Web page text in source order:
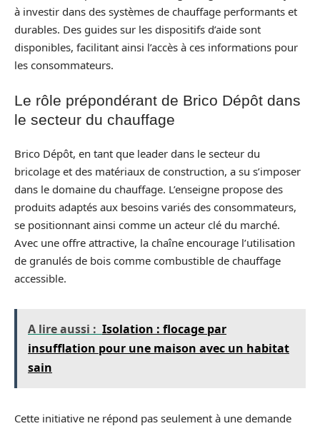
à investir dans des systèmes de chauffage performants et
durables. Des guides sur les dispositifs d’aide sont
disponibles, facilitant ainsi l’accès à ces informations pour
les consommateurs.
Le rôle prépondérant de Brico Dépôt dans
le secteur du chauffage
Brico Dépôt, en tant que leader dans le secteur du
bricolage et des matériaux de construction, a su s’imposer
dans le domaine du chauffage. L’enseigne propose des
produits adaptés aux besoins variés des consommateurs,
se positionnant ainsi comme un acteur clé du marché.
Avec une offre attractive, la chaîne encourage l’utilisation
de granulés de bois comme combustible de chauffage
accessible.
A lire aussi : Isolation : flocage par
insufflation pour une maison avec un habitat
sain
Cette initiative ne répond pas seulement à une demande